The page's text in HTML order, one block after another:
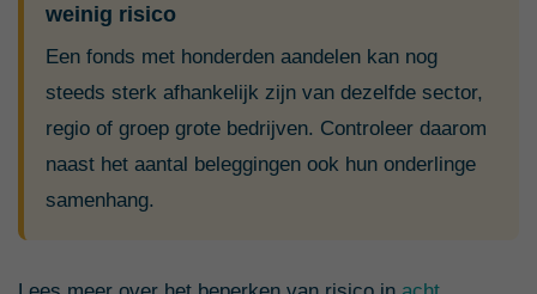
weinig risico
Een fonds met honderden aandelen kan nog
steeds sterk afhankelijk zijn van dezelfde sector,
regio of groep grote bedrijven. Controleer daarom
naast het aantal beleggingen ook hun onderlinge
samenhang.